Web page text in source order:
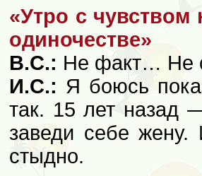
«Утро с
одиночестве»
В.С.: Не факт… Не
И.С.: Я боюсь
так. 15 лет назад
заведи себе
стыдно.